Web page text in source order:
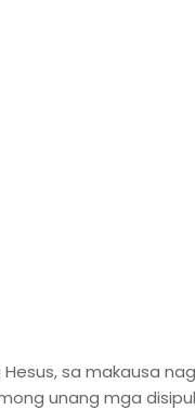
Hesus, sa makausa
unang mga